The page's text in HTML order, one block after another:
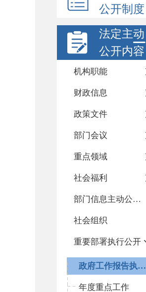
公开制度
法定主动
公开内容
机构职能
财政信息
政策文件
部门会议
重点领域
社会福利
部门信息主动公开基本目录
社会组织
重要部署执行公开
政府工作报告执行落实情况
年度重点工作